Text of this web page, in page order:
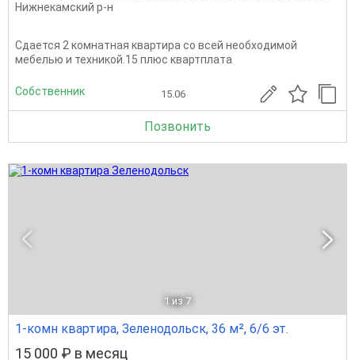
Нижнекамский р-н
Сдается 2 комнатная квартира со всей необходимой
мебелью и техникой.15 плюс квартплата
Собственник 15.06
Позвонить
1 из 7
1-комн квартира, Зеленодольск, 36 м², 6/6 эт.
15 000 ₽ в месяц